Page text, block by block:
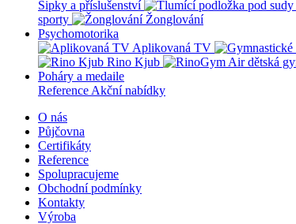
Šipky a příslušenství
sporty
Žonglování
Psychomotorika
Aplikovaná TV
Rino Kjub
Poháry a medaile
Reference Akční nabídky
O nás
Půjčovna
Certifikáty
Reference
Spolupracujeme
Obchodní podmínky
Kontakty
Výroba